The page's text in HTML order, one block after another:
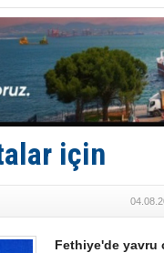
PROYAD,
Türkiye-
Türk
Deniz
DÖDER,
Fairline,
Baltık
Runit
Türk
için
Fethiye'de yavru